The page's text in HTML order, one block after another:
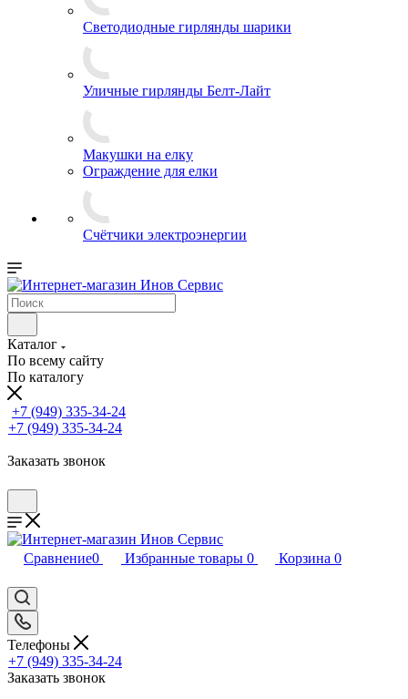
Светодиодные гирлянды шарики
Уличные гирлянды Белт-Лайт
Макушки на елку
Ограждение для елки
Счётчики электроэнергии
Каталог
По всему сайту
По каталогу
+7 (949) 335-34-24
+7 (949) 335-34-24
Заказать звонок
Сравнение0 Избранные товары 0 Корзина 0
Телефоны
+7 (949) 335-34-24
Заказать звонок